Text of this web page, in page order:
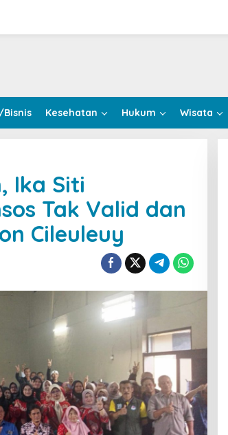
Bisnis Kesehatan Hukum Wisata
Ika Siti
Tak Valid dan
Cileuleuy